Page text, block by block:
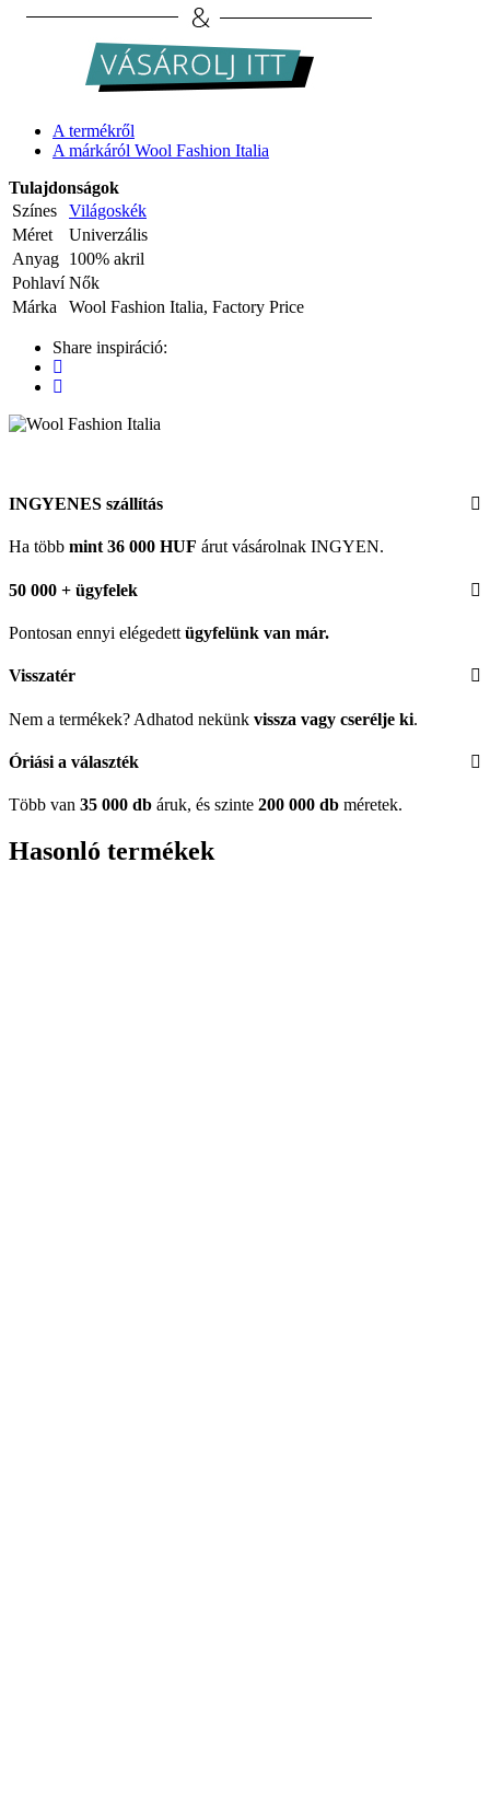
A termékről
A márkáról Wool Fashion Italia
Tulajdonságok
Színes
Világoskék
Méret
Univerzális
Anyag 100% akril
Pohlaví Nők
Márka
Wool Fashion Italia, Factory Price
Share inspiráció:
INGYENES szállítás
Ha több mint 36 000 HUF árut vásárolnak INGYEN.
50 000 + ügyfelek
Pontosan ennyi elégedett ügyfelünk van már.
Visszatér
Nem a termékek? Adhatod nekünk vissza vagy cserélje ki.
Óriási a választék
Több van 35 000 db áruk, és szinte 200 000 db méretek.
Hasonló termékek